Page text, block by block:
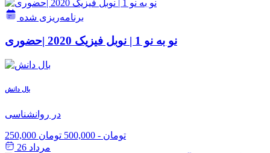
برنامه‌ریزی شده
نو به نو 1 | نوبل فیزیک 2020 |حضوری
بال دانش
در روانشناسی
250,000 تومان - 500,000 تومان
مرداد 26